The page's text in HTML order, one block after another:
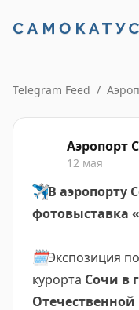
Telegram Feed /
Аэропорт
12 мая
✈️В аэропорту
фотовыставка
🗓Экспозиция
курорта Сочи в